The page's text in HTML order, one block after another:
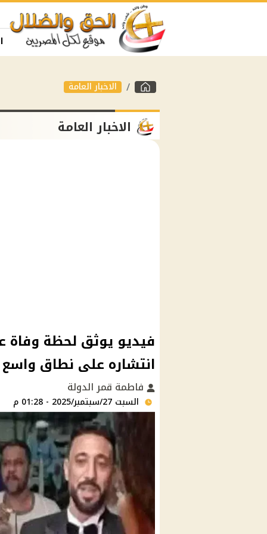
الاخبار العامة
الاخبار العامة
فيديو يوثق لحظة وفاة
انتشاره على نطاق واسع
فاطمة قمر الدولة
السبت 27/سبتمبر/2025 - 01:28 م